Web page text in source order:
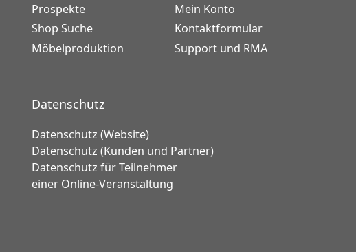
Prospekte
Mein Konto
Shop Suche
Kontaktformular
Möbelproduktion
Support und RMA
Datenschutz
Datenschutz (Website)
Datenschutz (Kunden und Partner)
Datenschutz für Teilnehmer
einer Online-Veranstaltung